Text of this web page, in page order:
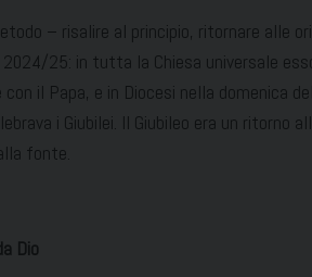
– risalire al principio, ritornare alle
25: in tutta la Chiesa universale
con il Papa, e in Diocesi nella domenica
i Giubilei. Il Giubileo era un ritorno
fonte.
Dio